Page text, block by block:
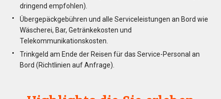
dringend empfohlen).
Übergepäckgebühren und alle Serviceleistungen an Bord wie
Wäscherei, Bar, Getränkekosten und
Telekommunikationskosten.
Trinkgeld am Ende der Reisen für das Service-Personal an
Bord (Richtlinien auf Anfrage).